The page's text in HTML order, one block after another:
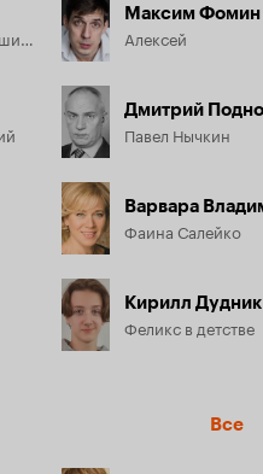
Максим Фомин
Алексей
Дмитрий
Павел Нычкин
Варвара
Фаина Салейко
Кирилл Дудник
Феликс в детстве
Все